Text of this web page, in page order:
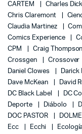
CARTEM
Charles
Chris Claremont
Claudia Martinez
Comics Experience
CPM
Craig Thompson
Crossgen
Crossover
Daniel Clowes
Darick
Dave McKean
David
DC Black Label
DC
Deporte
Diábolo
DOC PASTOR
Ecc
Ecchi